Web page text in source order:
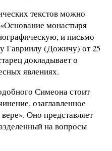
текстов можно
монастыря
и письмо
Гавриилу (Дожичу) от 25
докладывает о
явлениях.
Симеона стоит
озаглавленное
Оно представляет
на вопросы